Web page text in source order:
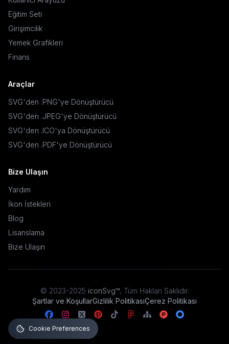
Eğitim Seti
Girişimcilik
Yemek Grafikleri
Finans
Araçlar
SVG'den .PNG'ye Dönüştürücü
SVG'den .JPEG'ye Dönüştürücü
SVG'den .ICO'ya Dönüştürücü
SVG'den .PDF'ye Dönüştürücü
Bize Ulaşın
Yardım
İkon İstekleri
Blog
Lisanslama
Bize Ulaşın
© 2023-2025 iconSvg™, Tüm Hakları Saklıdır.
Şartlar ve KoşullarGizlilik PolitikasıÇerez Politikası
Cookie Preferences